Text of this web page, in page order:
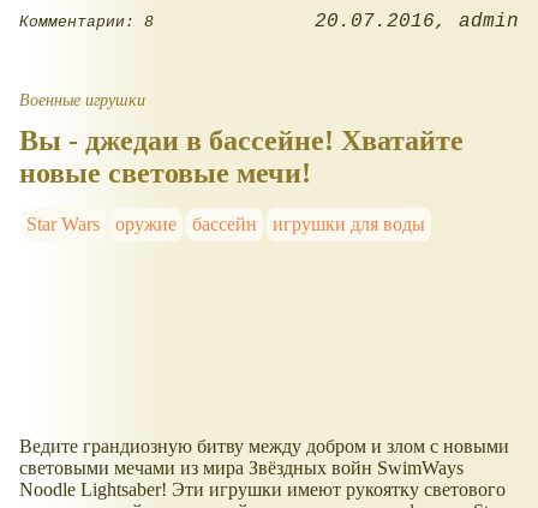
Комментарии: 8 20.07.2016 admin
Военные игрушки
Вы - джедаи в бассейне! Хватайте
новые световые мечи!
Star Wars оружие бассейн игрушки для воды
Ведите грандиозную битву между добром и злом с новыми
световыми мечами из мира Звёздных войн SwimWays
Noodle Lightsaber! Эти игрушки имеют рукоятку светового